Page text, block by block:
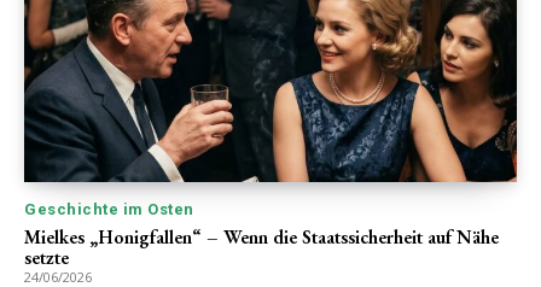
Geschichte im Osten
Mielkes „Honigfallen“ – Wenn die Staatssicherheit auf Nähe
setzte
24/06/2026